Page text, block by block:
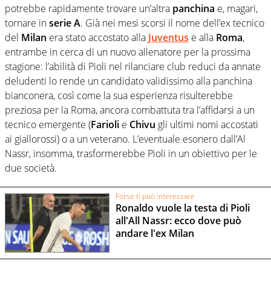
potrebbe rapidamente trovare un’altra panchina e, magari,
tornare inserie A. Già nei mesi scorsi il nome dell’ex tecnico
del Milan era stato accostato alla Juventus e alla Roma,
entrambe in cerca di un nuovo allenatore per la prossima
stagione: l’abilità di Pioli nel rilanciare club reduci da annate
deludenti lo rende un candidato validissimo alla panchina
bianconera, così come la sua esperienza risulterebbe
preziosa per la Roma, ancora combattuta tra l’affidarsi a un
tecnico emergente (Farioli e Chivu gli ultimi nomi accostati
ai giallorossi) o a un veterano. L’eventuale esonero dall’Al
Nassr, insomma, trasformerebbe Pioli in un obiettivo per le
due società.
Forse ti può interessare
Ronaldo vuole la testa di Pioli
all'All Nassr: ecco dove può
andare l'ex Milan